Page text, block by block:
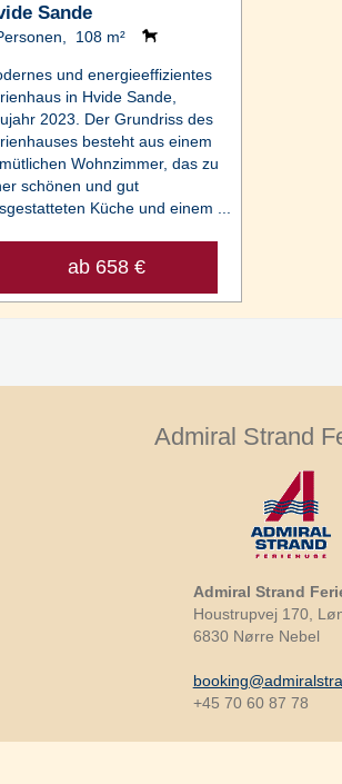
Sande
108 m²
und energieeffizientes
in Hvide Sande,
2023. Der Grundriss des
besteht aus einem
Wohnzimmer, das zu
schönen und gut
Küche und einem ...
ab 658 €
Admiral Strand
Admiral Strand
Houstrupvej 170,
6830 Nørre Nebel
+45 70 60 87 78